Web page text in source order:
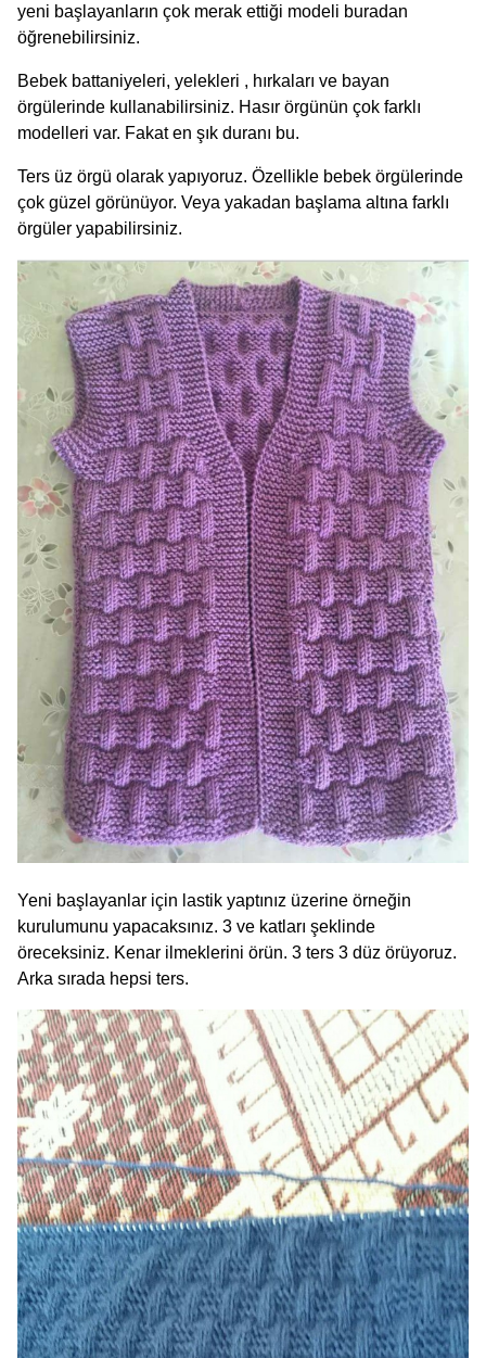
yeni başlayanların çok merak ettiği modeli buradan
öğrenebilirsiniz.
Bebek battaniyeleri, yelekleri , hırkaları ve bayan
örgülerinde kullanabilirsiniz. Hasır örgünün çok farklı
modelleri var. Fakat en şık duranı bu.
Ters üz örgü olarak yapıyoruz. Özellikle bebek örgülerinde
çok güzel görünüyor. Veya yakadan başlama altına farklı
örgüler yapabilirsiniz.
Yeni başlayanlar için lastik yaptınız üzerine örneğin
kurulumunu yapacaksınız. 3 ve katları şeklinde
öreceksiniz. Kenar ilmeklerini örün. 3 ters 3 düz örüyoruz.
Arka sırada hepsi ters.